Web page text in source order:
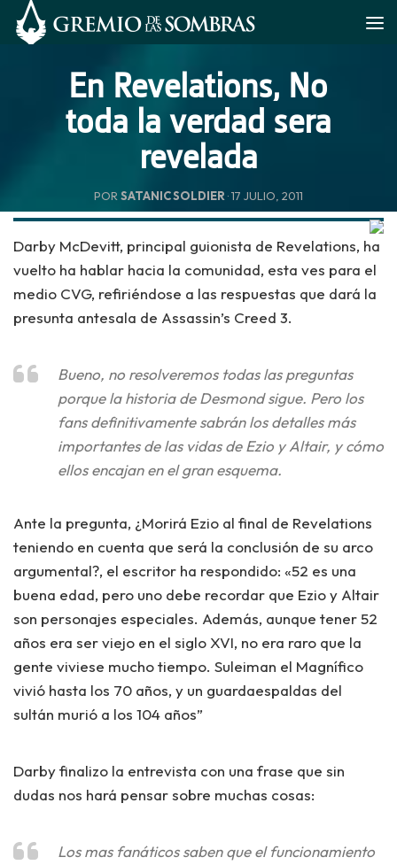
Saltar al contenido
En Revelations, No
toda la verdad sera
revelada
POR SATANIC SOLDIER ·17 JULIO, 2011
Darby McDevitt, principal guionista de Revelations, ha
vuelto ha hablar hacia la comunidad, esta ves para el
medio CVG, refiriéndose a las respuestas que dará la
presunta antesala de Assassin’s Creed 3.
Bueno, no resolveremos todas las preguntas
porque la historia deDesmondsigue. Pero los
fans definitivamente sabrán los detalles más
importantes de las vidas de Ezio y Altair, y cómo
ellos encajan en el gran esquema.
Ante la pregunta, ¿Morirá Ezio al final de Revelations
teniendo en cuenta que será la conclusión de su arco
argumental?, el escritor ha respondido: «52 es una
buena edad, pero uno debe recordar que Ezio y Altair
son personajes especiales. Además, aunque tener 52
años era ser viejo en el siglo XVI, no era raro que la
gente viviese mucho tiempo. Suleiman el Magnífico
vivió hasta los 70 años, y un guardaespaldas del
sultán murió a los 104 años”
Darby finalizo la entrevista con una frase que sin
dudas nos hará pensar sobre muchas cosas:
Los mas fanáticos saben que el funcionamiento